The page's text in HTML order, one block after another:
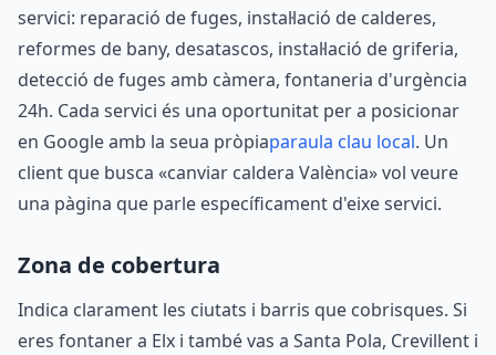
servici: reparació de fuges, instal·lació de calderes,
reformes de bany, desatascos, instal·lació de griferia,
detecció de fuges amb càmera, fontaneria d'urgència
24h. Cada servici és una oportunitat per a posicionar
en Google amb la seua pròpiaparaula clau local. Un
client que busca «canviar caldera València» vol veure
una pàgina que parle específicament d'eixe servici.
Zona de cobertura
Indica clarament les ciutats i barris que cobrisques. Si
eres fontaner a Elx i també vas a Santa Pola, Crevillent i